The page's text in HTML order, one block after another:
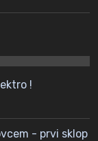
!
- prvi sklop